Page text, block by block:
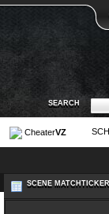
SEARCH
SEARCH
CheaterVZ
SCENE MATCHTICKER
SCENE MATCHTICKER